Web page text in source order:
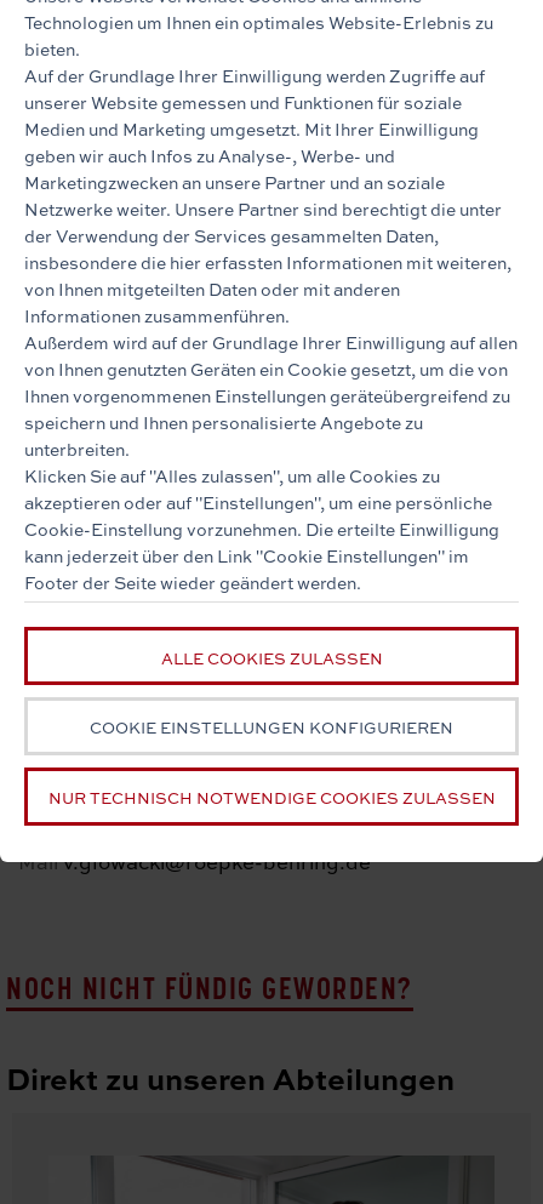
Mietverwaltung
Außendienst
Telefon0421 53 50 624
Mailt.penczek@roepke-behring.de
Annette Bitter
Assistenz
Makler & Gutachten
Telefon0421 53 50 641
Maila.bitter@roepke-behring.de
Viola Glowacki
Digitalisierung
& Marketing
Telefon0421 53 50 633
Mailv.glowacki@roepke-behring.de
NOCH NICHT FÜNDIG GEWORDEN?
Direkt zu unseren Abteilungen
Technologien um Ihnen ein optimales Website-Erlebnis zu
bieten.
Auf der Grundlage Ihrer Einwilligung werden Zugriffe auf
unserer Website gemessen und Funktionen für soziale
Medien und Marketing umgesetzt. Mit Ihrer Einwilligung
geben wir auch Infos zu Analyse-, Werbe- und
Marketingzwecken an unsere Partner und an soziale
Netzwerke weiter. Unsere Partner sind berechtigt die unter
der Verwendung der Services gesammelten Daten,
insbesondere die hier erfassten Informationen mit weiteren,
von Ihnen mitgeteilten Daten oder mit anderen
Informationen zusammenführen.
Außerdem wird auf der Grundlage Ihrer Einwilligung auf allen
von Ihnen genutzten Geräten ein Cookie gesetzt, um die von
Ihnen vorgenommenen Einstellungen geräteübergreifend zu
speichern und Ihnen personalisierte Angebote zu
unterbreiten.
Klicken Sie auf "Alles zulassen", um alle Cookies zu
akzeptieren oder auf "Einstellungen", um eine persönliche
Cookie-Einstellung vorzunehmen. Die erteilte Einwilligung
kann jederzeit über den Link "Cookie Einstellungen" im
Footer der Seite wieder geändert werden.
ALLE COOKIES ZULASSEN
COOKIE EINSTELLUNGEN KONFIGURIEREN
NUR TECHNISCH NOTWENDIGE COOKIES ZULASSEN